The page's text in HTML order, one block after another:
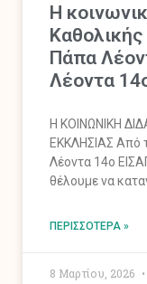
Η
Πάπα
Λέοντα
Η ΚΟΙΝΩΝΙΚΗ
ΕΚΚΛΗΣΙΑΣ Από
Λέοντα 14ο
θέλουμε να
ΠΕΡΙΣΣΌΤΕΡΑ »
8 Μαρτίου, 2026